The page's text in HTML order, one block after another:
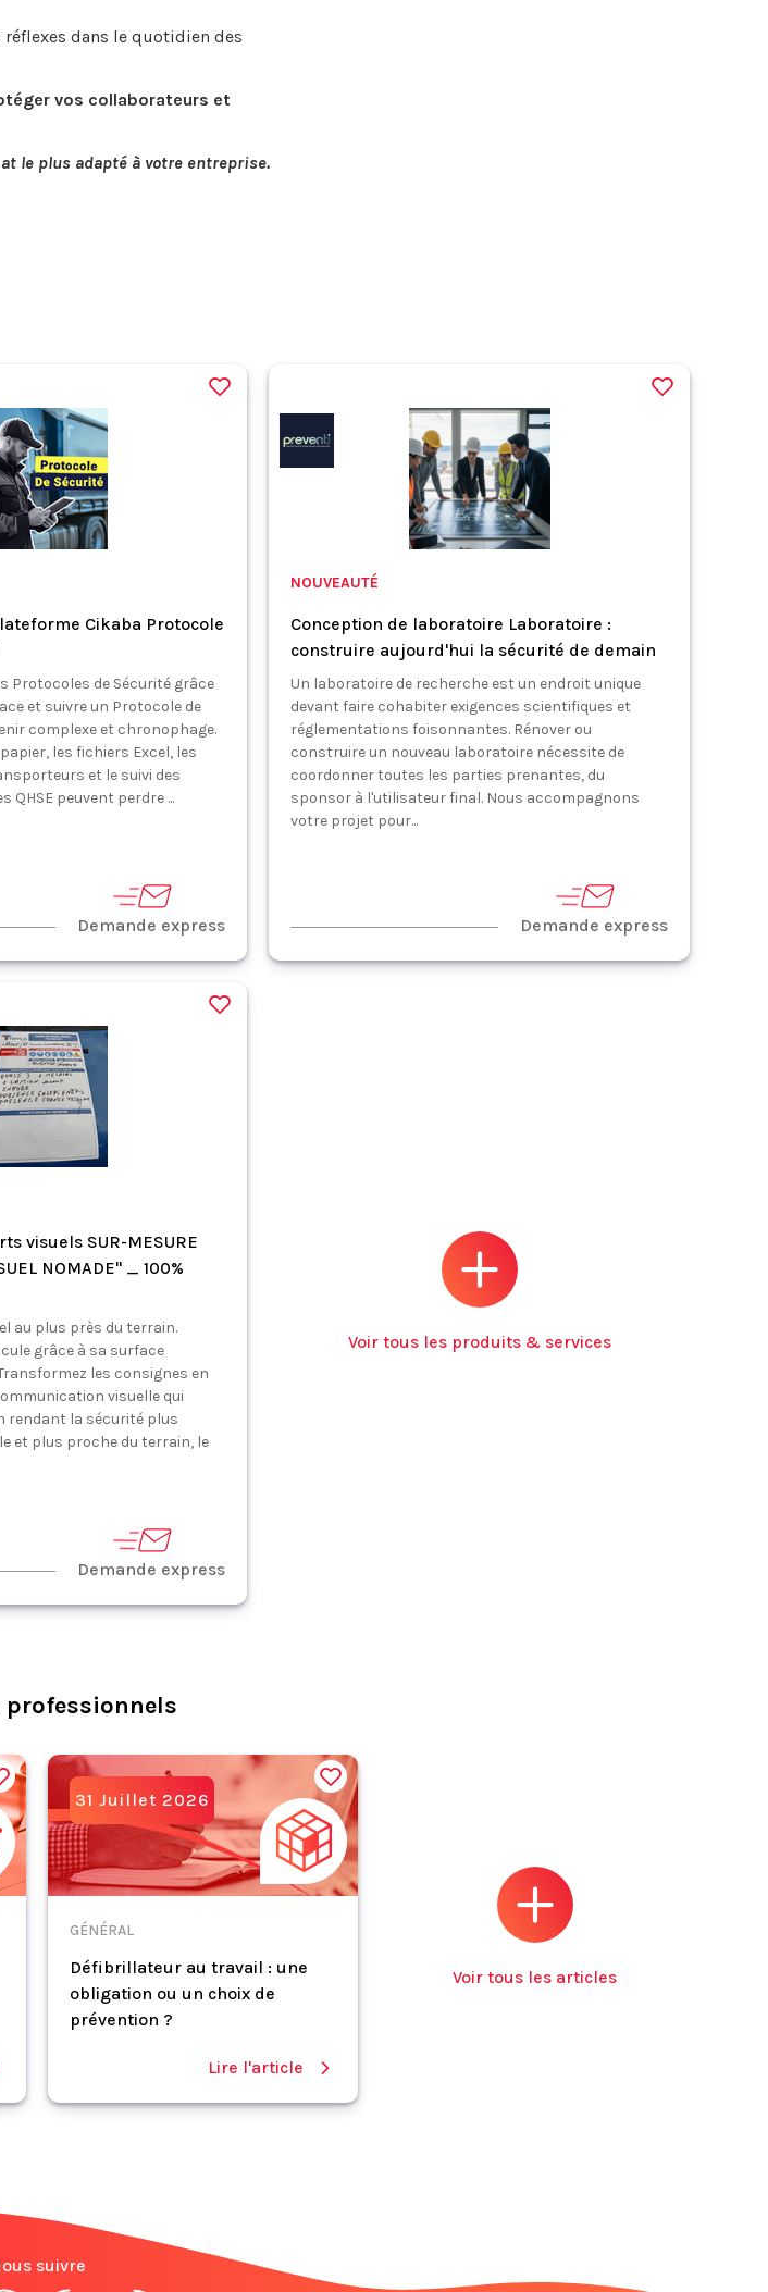
dans le quotidien des
vos collaborateurs et
le plus adapté à votre entreprise.
Cikaba Protocole
Protocoles de Sécurité grâce
et suivre un Protocole de
complexe et chronophage.
les fichiers Excel, les
et le suivi des
QHSE peuvent perdre ...
Demande express
NOUVEAUTÉ
Conception de laboratoire Laboratoire :
construire aujourd'hui la sécurité de demain
Un laboratoire de recherche est un endroit unique
devant faire cohabiter exigences scientifiques et
réglementations foisonnantes. Rénover ou
construire un nouveau laboratoire nécessite de
coordonner toutes les parties prenantes, du
sponsor à l'utilisateur final. Nous accompagnons
votre projet pour...
Demande express
visuels SUR-MESURE
NOMADE" _ 100%
au plus près du terrain.
grâce à sa surface
les consignes en
visuelle qui
rendant la sécurité plus
et plus proche du terrain, le
Demande express
Voir tous les produits & services
professionnels
31 Juillet 2026
GÉNÉRAL
Défibrillateur au travail : une
obligation ou un choix de
prévention ?
Lire l'article
Voir tous les articles
suivre